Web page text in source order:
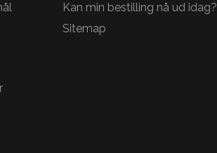
Kan min bestilling nå ud idag?
Sitemap